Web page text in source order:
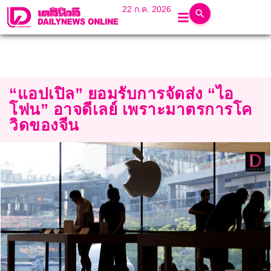
22 ก.ค. 2026
“แอปเปิล” ยอมรับการจัดส่ง “ไอ
โฟน” อาจดีเลย์ เพราะมาตรการโค
วิดของจีน